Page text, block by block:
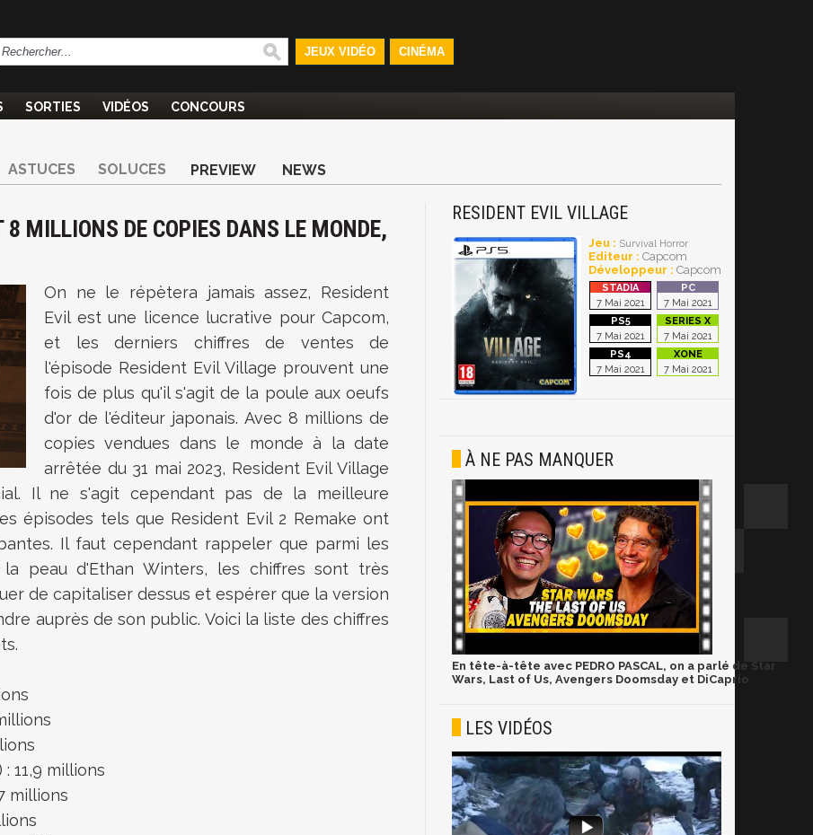
JEUX VIDÉO CINÉMA
SORTIES VIDÉOS CONCOURS
ASTUCES SOLUCES PREVIEW NEWS
MILLIONS DE COPIES DANS LE MONDE,
On ne le répètera jamais assez, Resident
Evil est une licence lucrative pour Capcom,
et les derniers chiffres de ventes de
l'épisode Resident Evil Village prouvent une
fois de plus qu'il s'agit de la poule aux oeufs
d'or de l'éditeur japonais. Avec 8 millions de
copies vendues dans le monde à la date
arrêtée du 31 mai 2023, Resident Evil Village
Il ne s'agit cependant pas de la meilleure
épisodes tels que Resident Evil 2 Remake ont
Il faut cependant rappeler que parmi les
peau d'Ethan Winters, les chiffres sont très
de capitaliser dessus et espérer que la version
auprès de son public. Voici la liste des chiffres
11,9 millions
millions
RESIDENT EVIL VILLAGE
Jeu : Survival Horror
Editeur : Capcom
Développeur : Capcom
7 Mai 2021 7 Mai 2021
7 Mai 2021 7 Mai 2021
7 Mai 2021 7 Mai 2021
À NE PAS MANQUER
En tête-à-tête avec PEDRO PASCAL, on a parlé de Star
Wars, Last of Us, Avengers Doomsday et DiCaprio
LES VIDÉOS